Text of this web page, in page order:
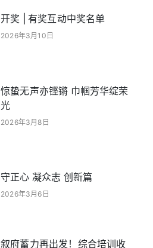
开奖 | 有奖互动中奖名单
2026年3月10日
惊蛰无声亦铿锵 巾帼芳华绽荣
光
2026年3月8日
守正心 凝众志 创新篇
2026年3月6日
叙府蓄力再出发！综合培训收